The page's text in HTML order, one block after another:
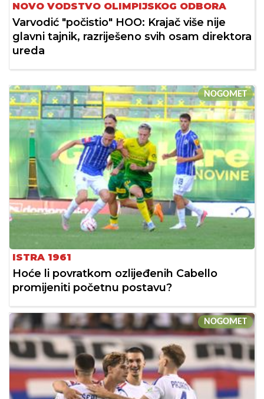
NOVO VODSTVO OLIMPIJSKOG ODBORA
Varvodić "počistio" HOO: Krajač više nije
glavni tajnik, razriješeno svih osam direktora
ureda
NOGOMET
ISTRA 1961
Hoće li povratkom ozlijeđenih Cabello
promijeniti početnu postavu?
NOGOMET